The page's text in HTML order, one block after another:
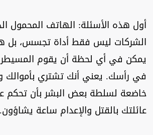
أول هذه الأسئلة: الهاتف المحمول
الشركات ليس فقط أداة تجسس، بل
يمكن في أي لحظة أن يقوم المسيطر
في رأسك. يعني أنك تشتري بأموالك
خاضعة لسلطة بعض البشر بأن تحكم
عائلتك بالقتل والإعدام ساعة يشاؤون.